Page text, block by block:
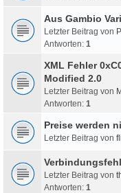
Aus Gambio
Letzter Beitrag von
Antworten: 1
XML Fehler
Modified 2.0
Letzter Beitrag von
Antworten: 1
Preise werden
Letzter Beitrag von
Letzter Beitrag von
Antworten: 1